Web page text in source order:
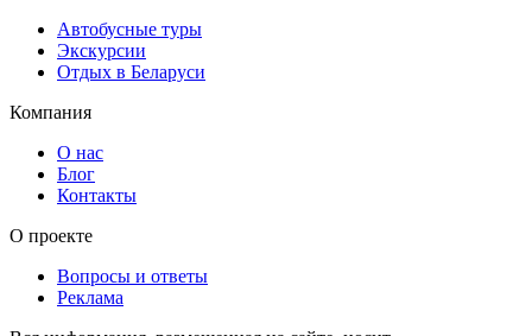
Автобусные туры
Экскурсии
Отдых в Беларуси
Компания
О нас
Блог
Контакты
О проекте
Вопросы и ответы
Реклама